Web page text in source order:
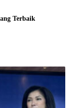
Terbaik